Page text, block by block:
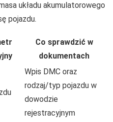
układu akumulatorowego
pojazdu.
Co sprawdzić w
dokumentach
Wpis DMC oraz
rodzaj/typ pojazdu w
dowodzie
rejestracyjnym